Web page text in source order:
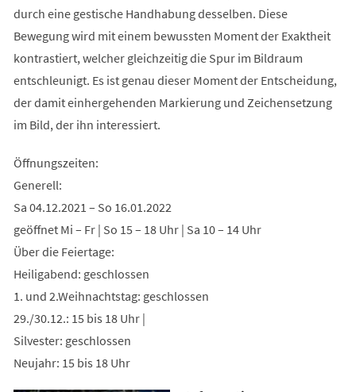
durch eine gestische Handhabung desselben. Diese
Bewegung wird mit einem bewussten Moment der Exaktheit
kontrastiert, welcher gleichzeitig die Spur im Bildraum
entschleunigt. Es ist genau dieser Moment der Entscheidung,
der damit einhergehenden Markierung und Zeichensetzung
im Bild, der ihn interessiert.
Öffnungszeiten:
Generell:
Sa 04.12.2021 – So 16.01.2022
geöffnet Mi – Fr | So 15 – 18 Uhr | Sa 10 – 14 Uhr
Über die Feiertage:
Heiligabend: geschlossen
1. und 2.Weihnachtstag: geschlossen
29./30.12.: 15 bis 18 Uhr |
Silvester: geschlossen
Neujahr: 15 bis 18 Uhr